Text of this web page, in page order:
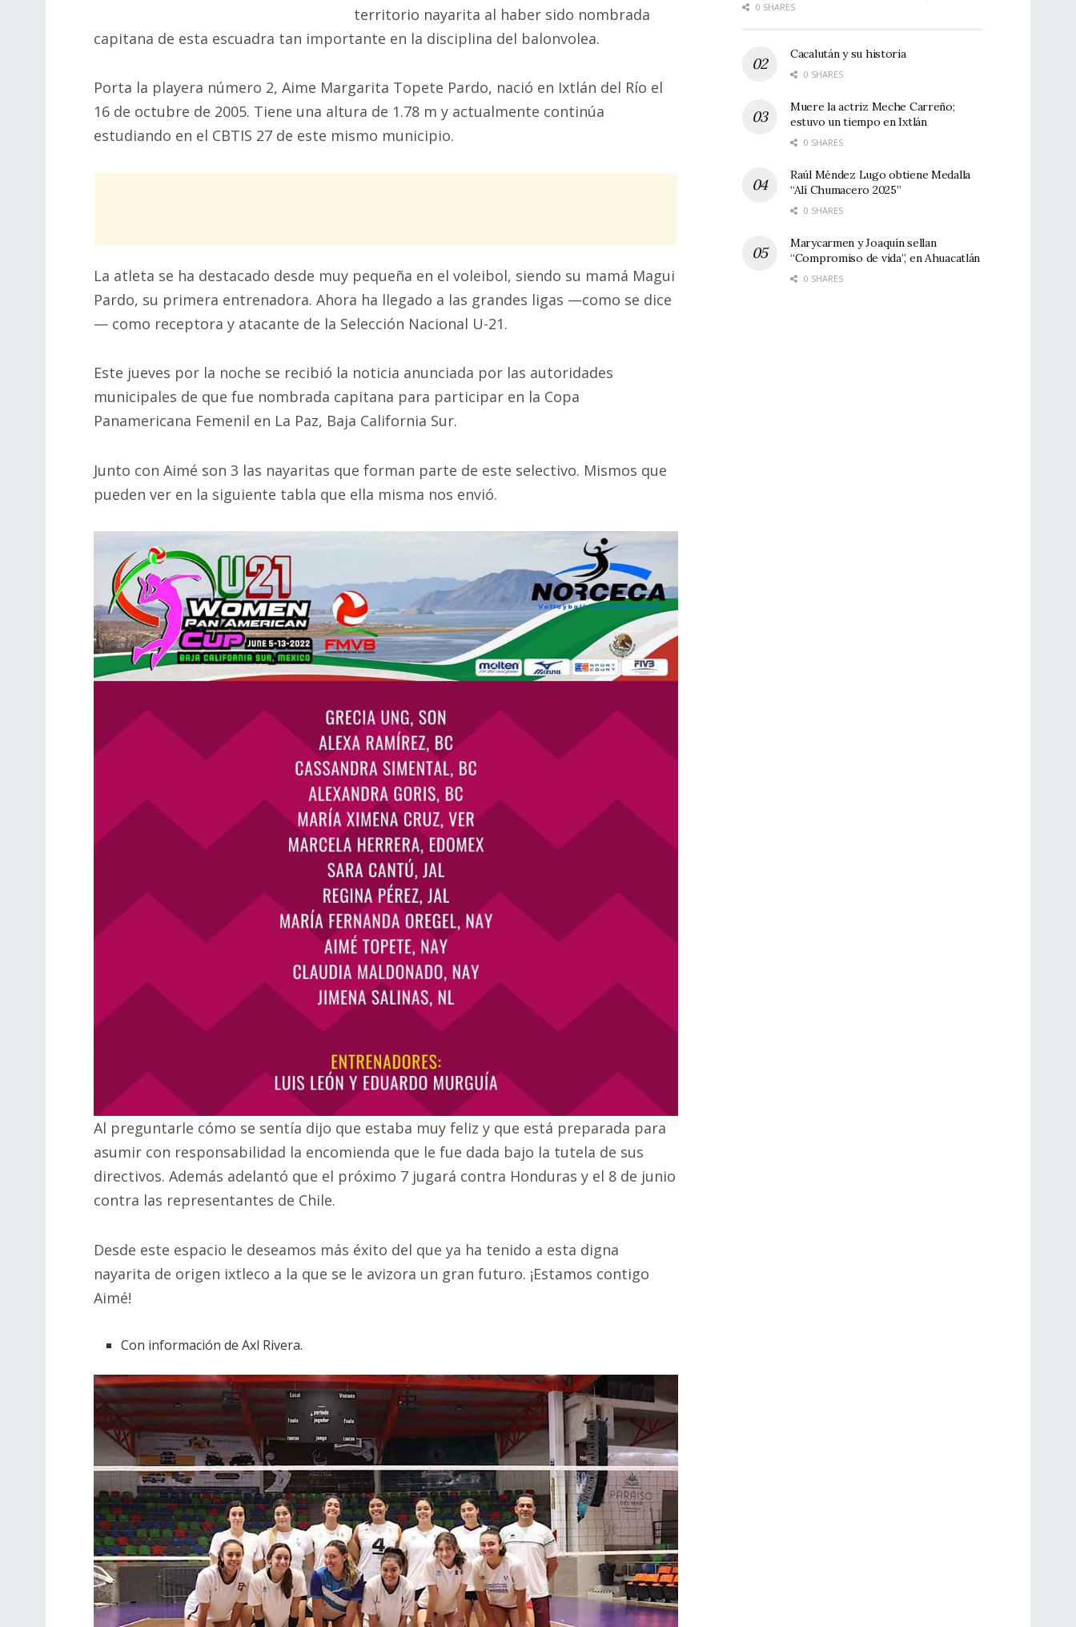
territorio nayarita al haber sido nombrada
capitana de esta escuadra tan importante en la disciplina del balonvolea.
Porta la playera número 2, Aime Margarita Topete Pardo, nació en Ixtlán del Río el
16 de octubre de 2005. Tiene una altura de 1.78 m y actualmente continúa
estudiando en el CBTIS 27 de este mismo municipio.
La atleta se ha destacado desde muy pequeña en el voleibol, siendo su mamá Magui
Pardo, su primera entrenadora. Ahora ha llegado a las grandes ligas —como se dice
— como receptora y atacante de la Selección Nacional U-21.
Este jueves por la noche se recibió la noticia anunciada por las autoridades
municipales de que fue nombrada capitana para participar en la Copa
Panamericana Femenil en La Paz, Baja California Sur.
Junto con Aimé son 3 las nayaritas que forman parte de este selectivo. Mismos que
pueden ver en la siguiente tabla que ella misma nos envió.
Al preguntarle cómo se sentía dijo que estaba muy feliz y que está preparada para
asumir con responsabilidad la encomienda que le fue dada bajo la tutela de sus
directivos. Además adelantó que el próximo 7 jugará contra Honduras y el 8 de junio
contra las representantes de Chile.
Desde este espacio le deseamos más éxito del que ya ha tenido a esta digna
nayarita de origen ixtleco a la que se le avizora un gran futuro. ¡Estamos contigo
Aimé!
Con información de Axl Rivera.
0 SHARES
Cacalután y su historia
0 SHARES
Muere la actriz Meche Carreño;
estuvo un tiempo en Ixtlán
0 SHARES
Raúl Méndez Lugo obtiene Medalla
“Alí Chumacero 2025”
0 SHARES
Marycarmen y Joaquín sellan
“Compromiso de vida”, en Ahuacatlán
0 SHARES